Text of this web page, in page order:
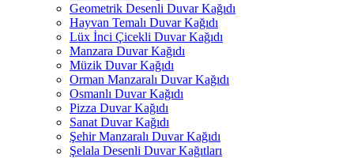
Geometrik Desenli Duvar Kağıdı
Hayvan Temalı Duvar Kağıdı
Lüx İnci Çicekli Duvar Kağıdı
Manzara Duvar Kağıdı
Müzik Duvar Kağıdı
Orman Manzaralı Duvar Kağıdı
Osmanlı Duvar Kağıdı
Pizza Duvar Kağıdı
Sanat Duvar Kağıdı
Şehir Manzaralı Duvar Kağıdı
Şelala Desenli Duvar Kağıtları